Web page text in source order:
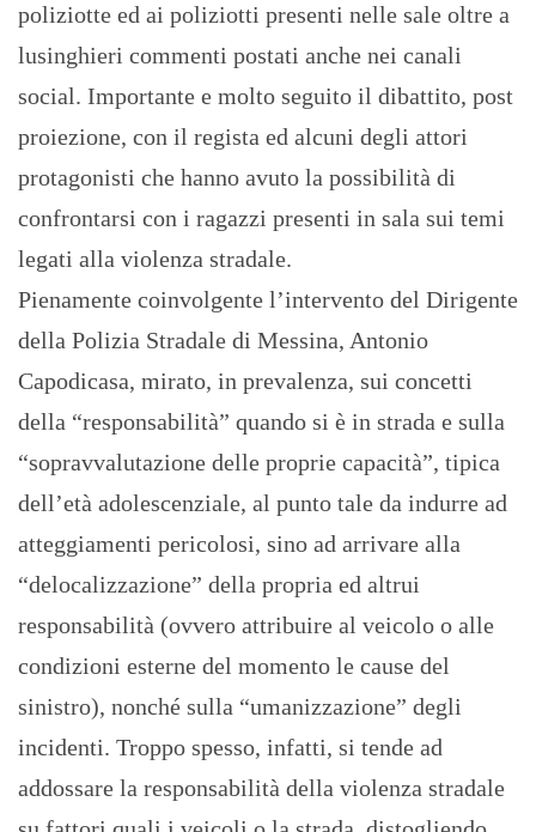
poliziotte ed ai poliziotti presenti nelle sale oltre a
lusinghieri commenti postati anche nei canali
social. Importante e molto seguito il dibattito, post
proiezione, con il regista ed alcuni degli attori
protagonisti che hanno avuto la possibilità di
confrontarsi con i ragazzi presenti in sala sui temi
legati alla violenza stradale.
Pienamente coinvolgente l’intervento del Dirigente
della Polizia Stradale di Messina, Antonio
Capodicasa, mirato, in prevalenza, sui concetti
della “responsabilità” quando si è in strada e sulla
“sopravvalutazione delle proprie capacità”, tipica
dell’età adolescenziale, al punto tale da indurre ad
atteggiamenti pericolosi, sino ad arrivare alla
“delocalizzazione” della propria ed altrui
responsabilità (ovvero attribuire al veicolo o alle
condizioni esterne del momento le cause del
sinistro), nonché sulla “umanizzazione” degli
incidenti. Troppo spesso, infatti, si tende ad
addossare la responsabilità della violenza stradale